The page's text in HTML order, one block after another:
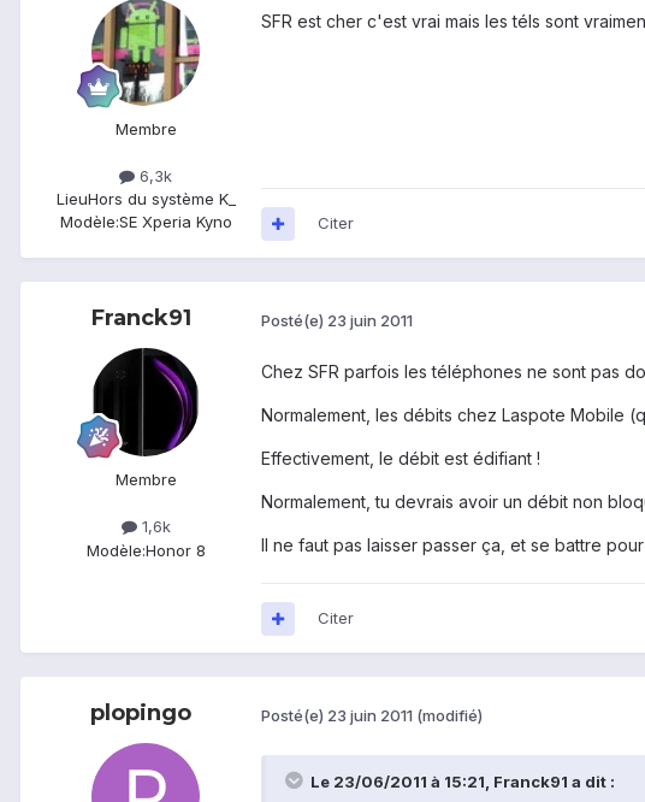
Membre
6,3k
LieuHors du système K_
Modèle:SE Xperia Kyno
SFR est cher c'est vrai mais les téls sont
Citer
Franck91
Membre
1,6k
Modèle:Honor 8
Posté(e) 23 juin 2011
Chez SFR parfois les téléphones ne sont pas
Normalement, les débits chez Laspote Mobile
Effectivement, le débit est édifiant !
Normalement, tu devrais avoir un débit non
Il ne faut pas laisser passer ça, et se battre
Citer
plopingo Posté(e) 23 juin 2011 (modifié)
Le 23/06/2011 à 15:21, Franck91 a dit :